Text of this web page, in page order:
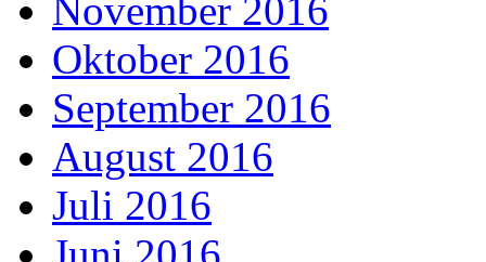
November 2016
Oktober 2016
September 2016
August 2016
Juli 2016